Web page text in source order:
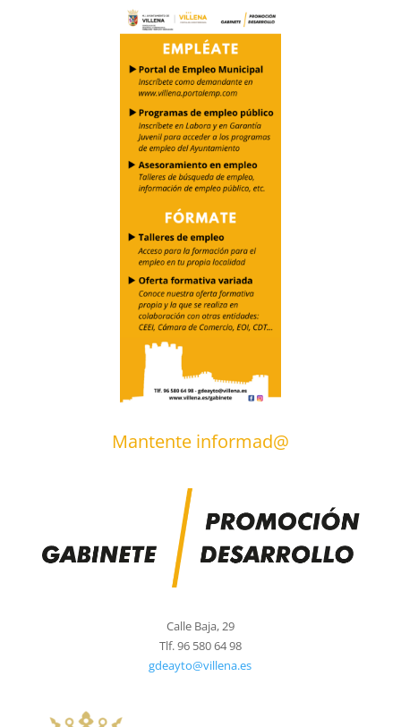
Mantente informad@
Calle Baja, 29
Tlf. 96 580 64 98
gdeayto@villena.es